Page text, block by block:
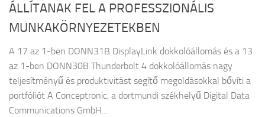
ÁLLÍTANAK FEL A PROFESSZIONÁLIS
MUNKAKÖRNYEZETEKBEN
A 17 az 1-ben DONN31B DisplayLink dokkolóállomás és a 13
az 1-ben DONN30B Thunderbolt 4 dokkolóállomás nagy
teljesítményű és produktivitást segítő megoldásokkal bővíti a
portfóliót A Conceptronic, a dortmundi székhelyű Digital Data
Communications GmbH...